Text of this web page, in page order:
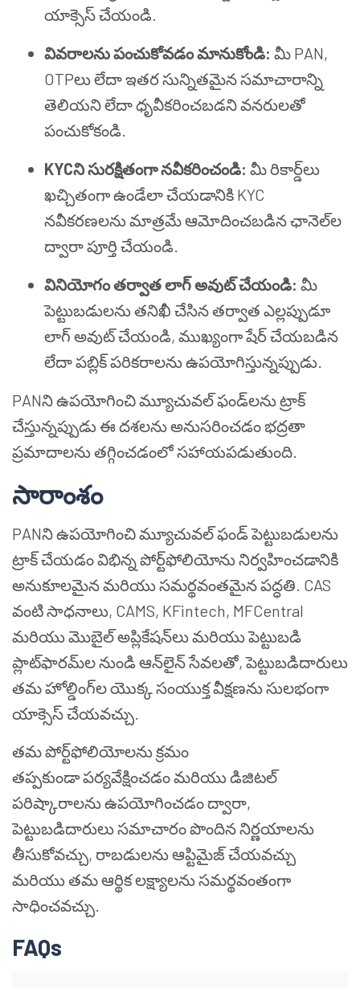
యాక్సెస్ చేయండి.
వివరాలను పంచుకోవడం మానుకోండి: మీ PAN,
OTPలు లేదా ఇతర సున్నితమైన సమాచారాన్ని
తెలియని లేదా ధృవీకరించబడని వనరులతో
పంచుకోకండి.
KYCని సురక్షితంగా నవీకరించండి: మీ రికార్డ్‌లు
ఖచ్చితంగా ఉండేలా చేయడానికి KYC
నవీకరణలను మాత్రమే ఆమోదించబడిన ఛానెల్‌ల
ద్వారా పూర్తి చేయండి.
వినియోగం తర్వాత లాగ్ అవుట్ చేయండి: మీ
పెట్టుబడులను తనిఖీ చేసిన తర్వాత ఎల్లప్పుడూ
లాగ్ అవుట్ చేయండి, ముఖ్యంగా షేర్ చేయబడిన
లేదా పబ్లిక్ పరికరాలను ఉపయోగిస్తున్నప్పుడు.
PANని ఉపయోగించి మ్యూచువల్ ఫండ్‌లను ట్రాక్
చేస్తున్నప్పుడు ఈ దశలను అనుసరించడం భద్రతా
ప్రమాదాలను తగ్గించడంలో సహాయపడుతుంది.
సారాంశం
PANని ఉపయోగించి మ్యూచువల్ ఫండ్ పెట్టుబడులను
ట్రాక్ చేయడం విభిన్న పోర్ట్‌ఫోలియోను నిర్వహించడానికి
అనుకూలమైన మరియు సమర్థవంతమైన పద్ధతి. CAS
వంటి సాధనాలు, CAMS, KFintech, MFCentral
మరియు మొబైల్ అప్లికేషన్‌లు మరియు పెట్టుబడి
ప్లాట్‌ఫారమ్‌ల నుండి ఆన్‌లైన్ సేవలతో, పెట్టుబడిదారులు
తమ హోల్డింగ్‌ల యొక్క సంయుక్త వీక్షణను సులభంగా
యాక్సెస్ చేయవచ్చు.
తమ పోర్ట్‌ఫోలియోలను క్రమం
తప్పకుండా పర్యవేక్షించడం మరియు డిజిటల్
పరిష్కారాలను ఉపయోగించడం ద్వారా,
పెట్టుబడిదారులు సమాచారం పొందిన నిర్ణయాలను
తీసుకోవచ్చు, రాబడులను ఆప్టిమైజ్ చేయవచ్చు
మరియు తమ ఆర్థిక లక్ష్యాలను సమర్థవంతంగా
సాధించవచ్చు.
FAQs